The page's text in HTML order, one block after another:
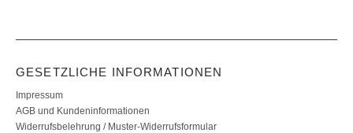
GESETZLICHE INFORMATIONEN
Impressum
AGB und Kundeninformationen
Widerrufsbelehrung / Muster-Widerrufsformular